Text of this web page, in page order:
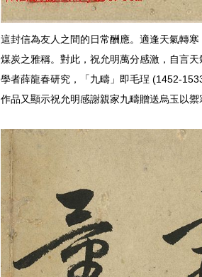
這封信為友人之間的日常酬應。適逢天氣轉
煤炭之雅稱。對此，祝允明萬分感激，自言天
學者薛龍春研究，「九疇」即毛珵 (1452-
作品又顯示祝允明感謝親家九疇贈送烏玉以